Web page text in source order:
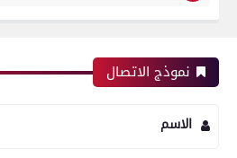
نموذج الاتصال
الاسم